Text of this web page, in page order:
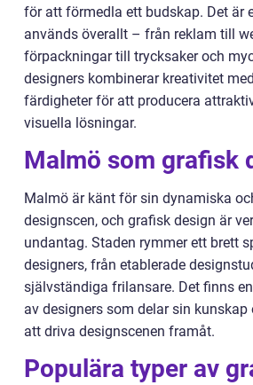
för att förmedla ett budskap. Det är
används överallt – från reklam till
förpackningar till trycksaker och
designers kombinerar kreativitet
färdigheter för att producera
visuella lösningar.
Malmö som grafisk
Malmö är känt för sin dynamiska
designscen, och grafisk design är
undantag. Staden rymmer ett brett
designers, från etablerade
självständiga frilansare. Det finns
av designers som delar sin
att driva designscenen framåt.
Populära typer av